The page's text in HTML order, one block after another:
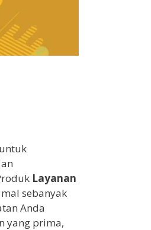
Layanan
sebanyak
Anda
yang prima,